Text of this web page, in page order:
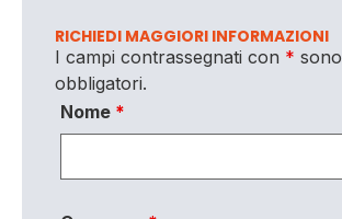
RICHIEDI MAGGIORI INFORMAZIONI
I campi contrassegnati con * sono
obbligatori.
Nome *